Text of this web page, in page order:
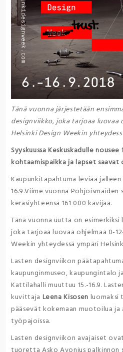
Tänä vuonna järjestetään
designviikko, joka tarjoaa luovaa
Helsinki Design Weekin
Syyskuussa Keskuskadulle
kohtaamispaikka ja lapset saavat
Kaupunkitapahtuma leviää jälleen
16.9.Viime vuonna
keräsiyhteensä 161 000 kävijää.
Tänä vuonna uutta on
joka tarjoaa luovaa ohjelmaa 0-
Weekin yhteydessä ympäri
Lasten designviikon
kaupunginmuseo, kaupungintalo
Kattilahalli muuttuu 15.-16.9.
kuvittaja Leena Kisosen luomaksi
pääsevät kokemaan muotoilua
työpajoissa.
Lasten designviikon avajaiset